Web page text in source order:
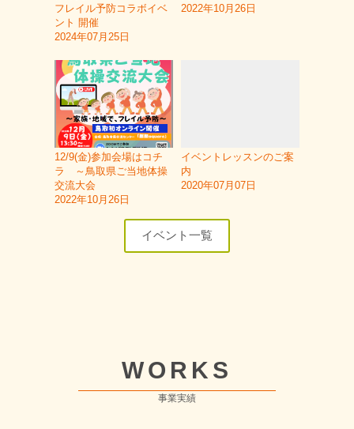
フレイル予防コラボイベ
ント 開催
2024年07月25日
2022年10月26日
12/9(金)参加会場はコチ
ラ ～鳥取県ご当地体操
交流大会
2022年10月26日
イベントレッスンのご案
内
2020年07月07日
イベント一覧
WORKS
事業実績